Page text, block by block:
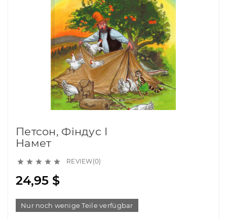
Петсон, Фіндус І
Намет
     REVIEW(0)
24,95 $
Nur noch wenige Teile verfügbar